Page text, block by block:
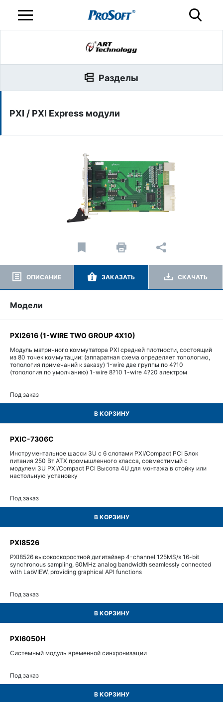
PXI / PXI Express модули
ОПИСАНИЕ ЗАКАЗАТЬ СКАЧАТЬ
Модели
PXI2616 (1-WIRE TWO GROUP 4X10)
Модуль матричного коммутатора PXI средней плотности, состоящий
из 80 точек коммутации: (аппаратная схема определяет топологию,
топология примечаний к заказу) 1-wire две группы по 4?10
(топология по умолчанию) 1-wire 8?10 1-wire 4?20 электром
Под заказ
В КОРЗИНУ
PXIC-7306C
Инструментальное шасси 3U с 6 слотами PXI/Compact PCI Блок
питания 250 Вт ATX промышленного класса, совместимый с
модулем 3U PXI/Compact PCI Высота 4U для монтажа в стойку или
настольную установку
Под заказ
В КОРЗИНУ
PXI8526
PXI8526 высокоскоростной дигитайзер 4-channel 125MS/s 16-bit
synchronous sampling, 60MHz analog bandwidth seamlessly connected
with LabVIEW, providing graphical API functions
Под заказ
В КОРЗИНУ
PXI6050H
Системный модуль временной синхронизации
Под заказ
В КОРЗИНУ
Разделы